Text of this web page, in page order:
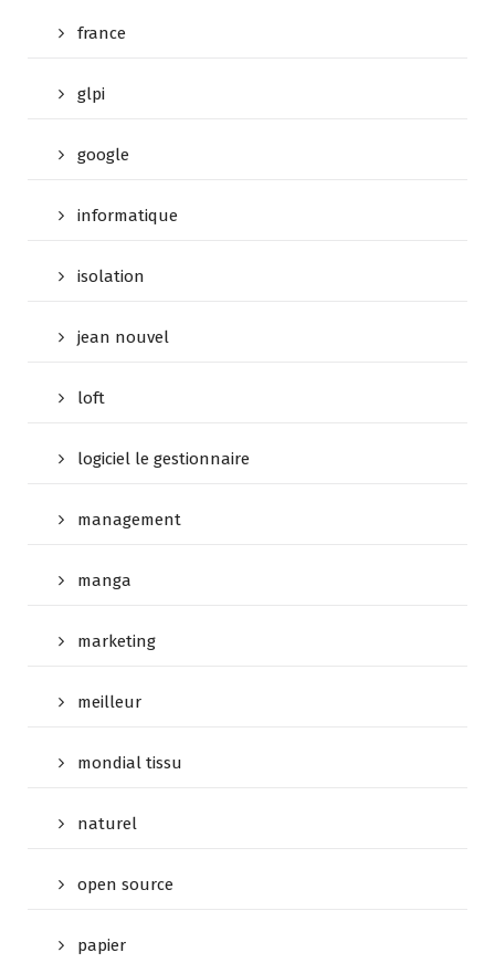
france
glpi
google
informatique
isolation
jean nouvel
loft
logiciel le gestionnaire
management
manga
marketing
meilleur
mondial tissu
naturel
open source
papier